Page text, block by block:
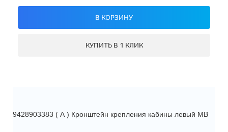
В КОРЗИНУ
КУПИТЬ В 1 КЛИК
9428903383 ( А ) Кронштейн крепления кабины левый MB